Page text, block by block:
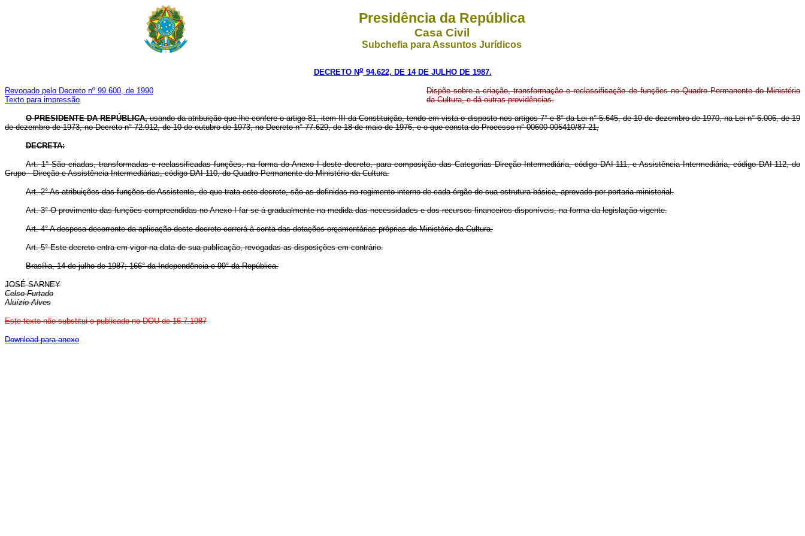
Presidência da República
Casa Civil
Subchefia para Assuntos Jurídicos
DECRETO No94.622, DE 14 DE JULHO DE 1987.
Revogado pelo Decreto nº 99.600, de 1990
Texto para impressão
Dispõe sobre a criação, transformação e reclassificação de funções no Quadro Permanente do Ministério
da Cultura, e dá outras providências.
O PRESIDENTE DA REPÚBLICA,usando da atribuição que lhe confere o artigo 81, item III da Constituição, tendo em vista o disposto nos artigos 7° e 8° da Lei n° 5.645, de 10 de dezembro de 1970, na Lei n° 6.006, de 19
de dezembro de 1973, no Decreto n° 72.912, de 10 de outubro de 1973, no Decreto n° 77.629, de 18 de maio de 1976, e o que consta do Processo n° 00600-005410/87-21,
DECRETA:
Art. 1° São criadas, transformadas e reclassificadas funções, na forma do Anexo I deste decreto, para composição das Categorias Direção Intermediária, código DAI-111, e Assistência Intermediária, código DAI-112, do
Grupo - Direção e Assistência Intermediárias, código DAI-110, do Quadro Permanente do Ministério da Cultura.
Art. 2° As atribuições das funções de Assistente, de que trata este decreto, são as definidas no regimento interno de cada órgão de sua estrutura básica, aprovado por portaria ministerial.
Art. 3° O provimento das funções compreendidas no Anexo I far-se-á gradualmente na medida das necessidades e dos recursos financeiros disponíveis, na forma da legislação vigente.
Art. 4° A despesa decorrente da aplicação deste decreto correrá à conta das dotações orçamentárias próprias do Ministério da Cultura.
Art. 5° Este decreto entra em vigor na data de sua publicação, revogadas as disposições em contrário.
Brasília, 14 de julho de 1987; 166° da Independência e 99° da República.
JOSÉ SARNEY
Celso Furtado
Aluízio Alves
Este texto não substitui o publicado no DOU de 16.7.1987
Download para anexo